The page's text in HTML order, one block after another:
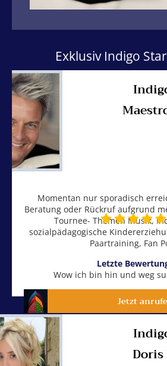
Exklusiv Indigo
Momentan nur sporadisch
Beratung oder Rückruf aufgrund
Tournee- Themen Musik,
sozialpädagogische
Paartraining, Fan
Letzte
Wow ich bin hin und weg
Jetzt
Offline - Chat